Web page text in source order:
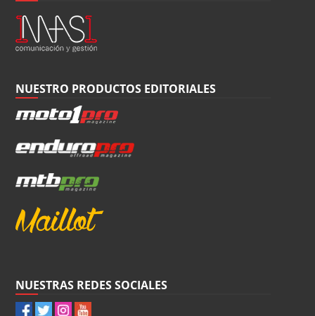
NUESTRO PRODUCTOS EDITORIALES
NUESTRAS REDES SOCIALES